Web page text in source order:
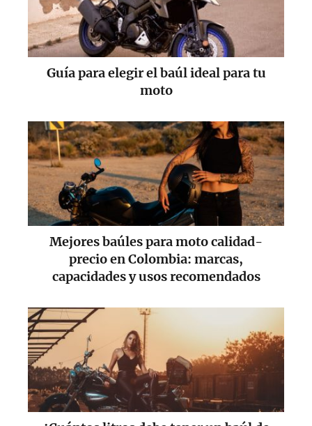
Guía para elegir el baúl ideal para tu
moto
Mejores baúles para moto calidad-
precio en Colombia: marcas,
capacidades y usos recomendados